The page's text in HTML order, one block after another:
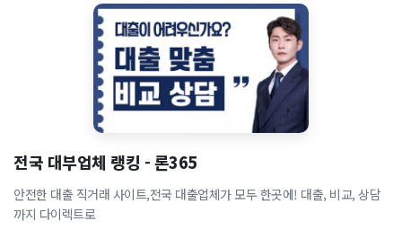
전국 대부업체 랭킹 - 론365
안전한 대출 직거래 사이트,전국 대출업체가 모두 한곳에! 대출, 비교, 상담
까지 다이렉트로